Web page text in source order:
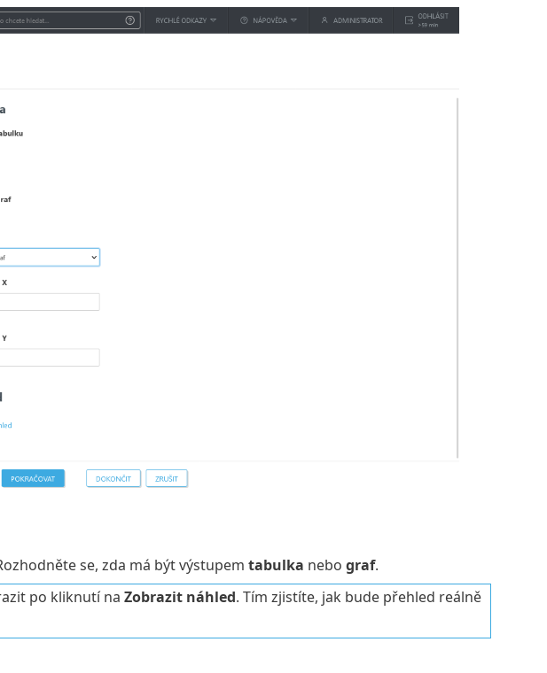
se, zda má být výstupem tabulka nebo graf.
po kliknutí na Zobrazit náhled. Tím zjistíte, jak bude přehled reálně